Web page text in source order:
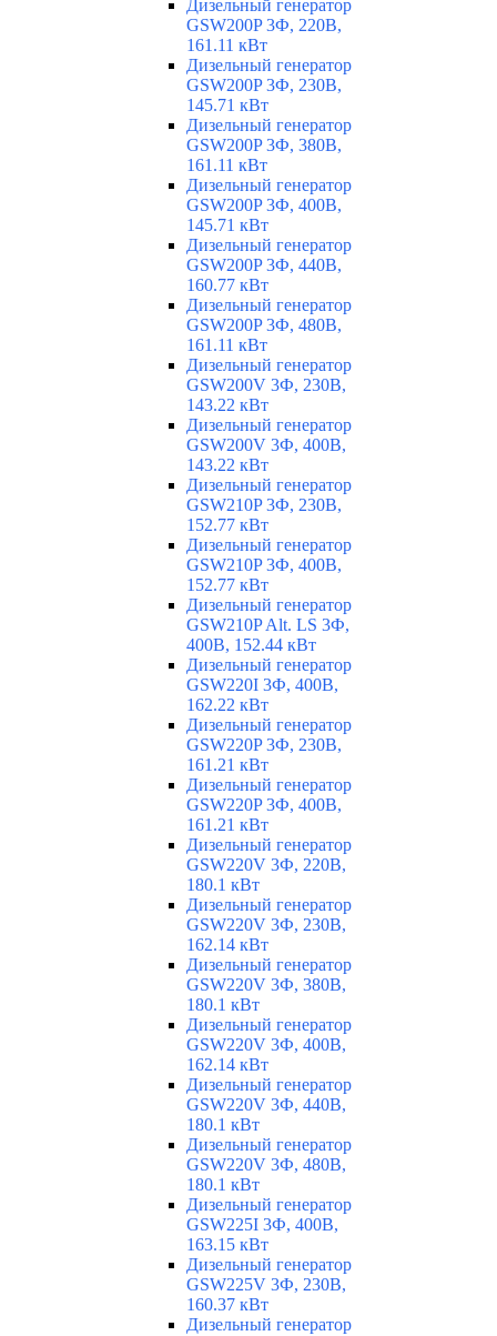
Дизельный генератор
GSW200P 3Ф, 220В,
161.11 кВт
Дизельный генератор
GSW200P 3Ф, 230В,
145.71 кВт
Дизельный генератор
GSW200P 3Ф, 380В,
161.11 кВт
Дизельный генератор
GSW200P 3Ф, 400В,
145.71 кВт
Дизельный генератор
GSW200P 3Ф, 440В,
160.77 кВт
Дизельный генератор
GSW200P 3Ф, 480В,
161.11 кВт
Дизельный генератор
GSW200V 3Ф, 230В,
143.22 кВт
Дизельный генератор
GSW200V 3Ф, 400В,
143.22 кВт
Дизельный генератор
GSW210P 3Ф, 230В,
152.77 кВт
Дизельный генератор
GSW210P 3Ф, 400В,
152.77 кВт
Дизельный генератор
GSW210P Alt. LS 3Ф,
400В, 152.44 кВт
Дизельный генератор
GSW220I 3Ф, 400В,
162.22 кВт
Дизельный генератор
GSW220P 3Ф, 230В,
161.21 кВт
Дизельный генератор
GSW220P 3Ф, 400В,
161.21 кВт
Дизельный генератор
GSW220V 3Ф, 220В,
180.1 кВт
Дизельный генератор
GSW220V 3Ф, 230В,
162.14 кВт
Дизельный генератор
GSW220V 3Ф, 380В,
180.1 кВт
Дизельный генератор
GSW220V 3Ф, 400В,
162.14 кВт
Дизельный генератор
GSW220V 3Ф, 440В,
180.1 кВт
Дизельный генератор
GSW220V 3Ф, 480В,
180.1 кВт
Дизельный генератор
GSW225I 3Ф, 400В,
163.15 кВт
Дизельный генератор
GSW225V 3Ф, 230В,
160.37 кВт
Дизельный генератор